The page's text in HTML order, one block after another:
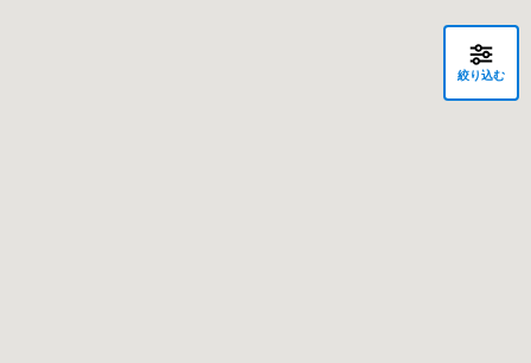
絞り込む